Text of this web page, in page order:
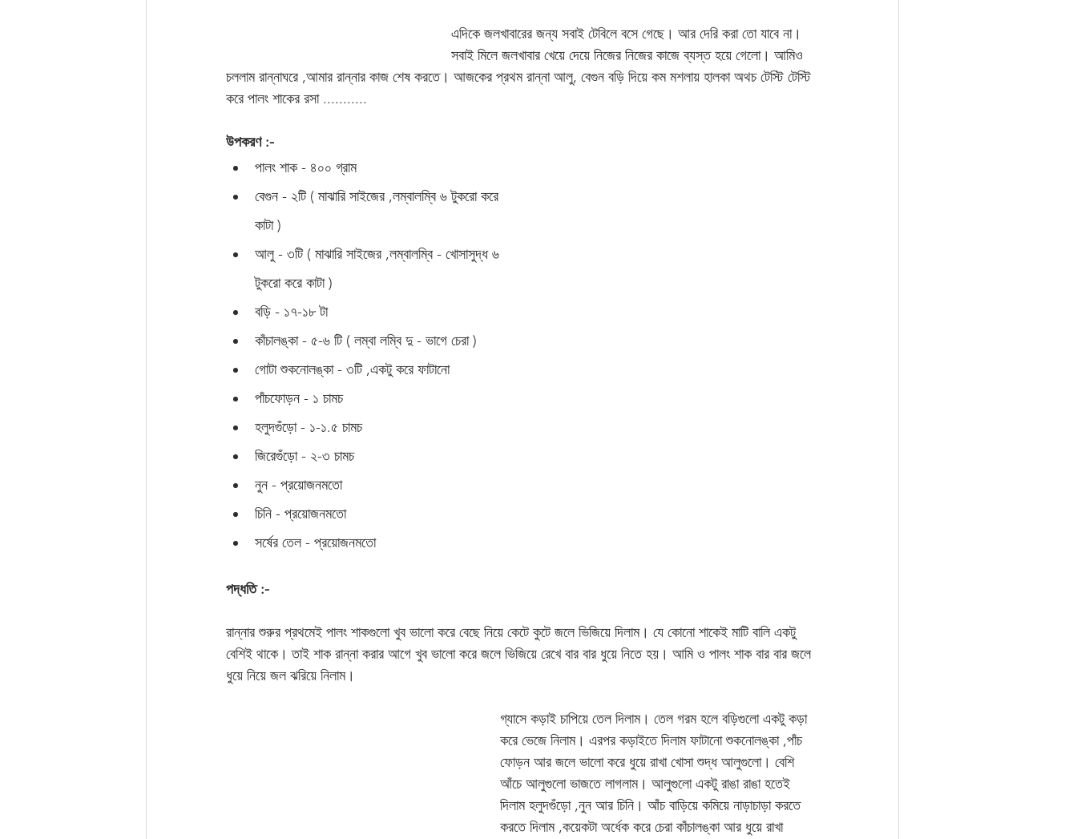
এদিকে জলখাবারের জন্য সবাই টেবিলে বসে গেছে। আর দেরি করা তো যাবে না।
সবাই মিলে জলখাবার খেয়ে দেয়ে নিজের নিজের কাজে ব্যস্ত হয়ে গেলো। আমিও
চললাম রান্নাঘরে ,আমার রান্নার কাজ শেষ করতে। আজকের প্রথম রান্না আলু, বেগুন বড়ি দিয়ে কম মশলায় হালকা অথচ টেস্টি টেস্টি
করে পালং শাকের রসা ...........
উপকরণ :-
পালং শাক - ৪০০ গ্রাম
বেগুন - ২টি ( মাঝারি সাইজের ,লম্বালম্বি ৬ টুকরো করে
কাটা )
আলু - ৩টি ( মাঝারি সাইজের ,লম্বালম্বি - খোসাসুদ্ধ ৬
টুকরো করে কাটা )
বড়ি - ১৭-১৮ টা
কাঁচালঙ্কা - ৫-৬ টি ( লম্বা লম্বি দু - ভাগে চেরা )
গোটা শুকনোলঙ্কা - ৩টি ,একটু করে ফাটানো
পাঁচফোড়ন - ১ চামচ
হলুদগুঁড়ো - ১-১.৫ চামচ
জিরেগুঁড়ো - ২-৩ চামচ
নুন - প্রয়োজনমতো
চিনি - প্রয়োজনমতো
সর্ষের তেল - প্রয়োজনমতো
পদ্ধতি :-
রান্নার শুরুর প্রথমেই পালং শাকগুলো খুব ভালো করে বেছে নিয়ে কেটে কুটে জলে ভিজিয়ে দিলাম। যে কোনো শাকেই মাটি বালি একটু
বেশিই থাকে। তাই শাক রান্না করার আগে খুব ভালো করে জলে ভিজিয়ে রেখে বার বার ধুয়ে নিতে হয়। আমি ও পালং শাক বার বার জলে
ধুয়ে নিয়ে জল ঝরিয়ে নিলাম।
গ্যাসে কড়াই চাপিয়ে তেল দিলাম। তেল গরম হলে বড়িগুলো একটু কড়া
করে ভেজে নিলাম। এরপর কড়াইতে দিলাম ফাটানো শুকনোলঙ্কা ,পাঁচ
ফোড়ন আর জলে ভালো করে ধুয়ে রাখা খোসা শুদ্ধ আলুগুলো। বেশি
আঁচে আলুগুলো ভাজতে লাগলাম। আলুগুলো একটু রাঙা রাঙা হতেই
দিলাম হলুদগুঁড়ো ,নুন আর চিনি। আঁচ বাড়িয়ে কমিয়ে নাড়াচাড়া করতে
করতে দিলাম ,কয়েকটা অর্ধেক করে চেরা কাঁচালঙ্কা আর ধুয়ে রাখা